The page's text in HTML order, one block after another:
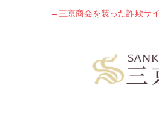
→三京商会を装った詐欺サ